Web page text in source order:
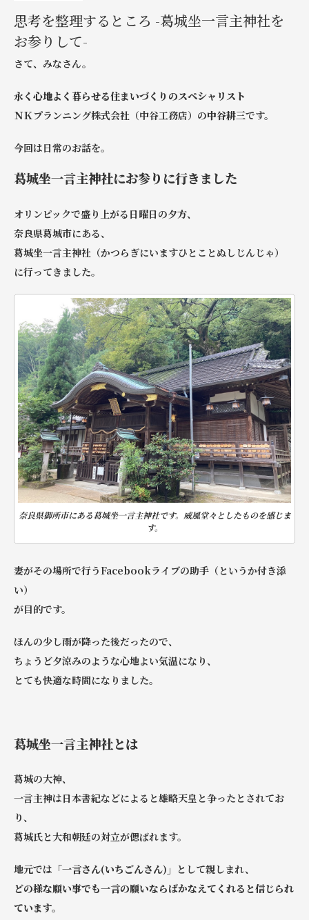
思考を整理するところ -葛城坐一言主神社を
お参りして-
さて、みなさん。
永く心地よく暮らせる住まいづくりのスペシャリスト
ＮＫプランニング株式会社（中谷工務店） の中谷耕三です。
今回は日常のお話を。
葛城坐一言主神社にお参りに行きました
オリンピックで盛り上がる日曜日の夕方、
奈良県葛城市にある、
葛城坐一言主神社（かつらぎにいますひとことぬしじんじゃ）
に行ってきました。
奈良県御所市にある葛城坐一言主神社です。威風堂々としたものを感じま
す。
妻がその場所で行うFacebookライブの助手（というか付き添
い）
が目的です。
ほんの少し雨が降った後だったので、
ちょうど夕涼みのような心地よい気温になり、
とても快適な時間になりました。
葛城坐一言主神社とは
葛城の大神、
一言主神は日本書紀などによると雄略天皇と争ったとされてお
り、
葛城氏と大和朝廷の対立が偲ばれます。
地元では 「一言さん(いちごんさん)」 として親しまれ、
どの様な願い事でも一言の願いならばかなえてくれると信じられ
ています。